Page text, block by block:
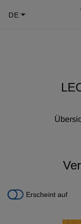
Erscheint auf